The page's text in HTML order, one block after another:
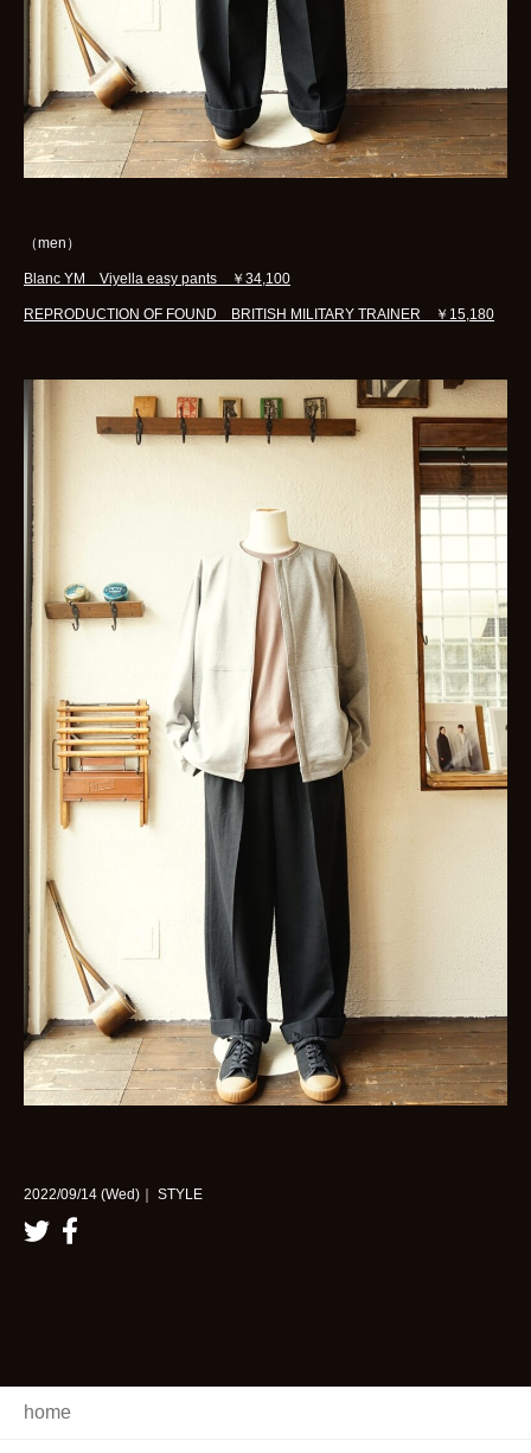
（men）
Blanc YM Viyella easy pants ￥34,100
REPRODUCTION OF FOUND BRITISH MILITARY TRAINER ￥15,180
2022/09/14 (Wed)｜ STYLE
home